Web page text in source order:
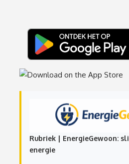
Rubriek | EnergieGewoon:
energie